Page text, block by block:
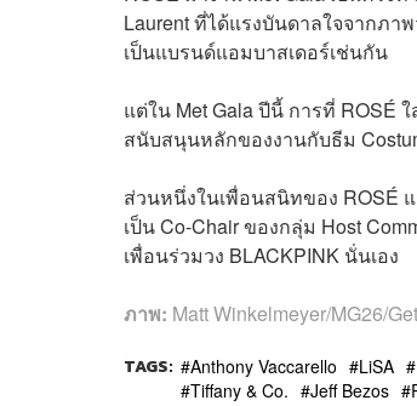
Laurent ที่ได้แรงบันดาลใจจากภา
เป็นแบรนด์แอมบาสเดอร์เช่นกัน
แต่ใน Met Gala ปีนี้ การที่ ROSÉ
สนับสนุนหลักของงานกับธีม
ส่วนหนึ่งในเพื่อนสนิทของ ROSÉ แ
เป็น Co-Chair ของกลุ่ม Host
เพื่อนร่วมวง BLACKPINK นั่นเอง
ภาพ: Matt Winkelmeyer/MG26/
TAGS: Anthony Vaccarello LiSA
Tiffany & Co.
Jeff Bezos